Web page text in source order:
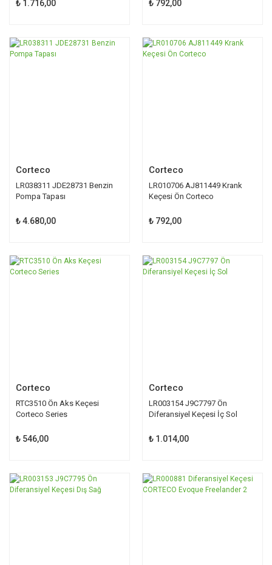
₺ 1.716,00 ₺ 792,00
Corteco
LR038311 JDE28731 Benzin
Pompa Tapası
₺ 4.680,00
Corteco
LR010706 AJ811449 Krank
Keçesi Ön Corteco
₺ 792,00
Corteco
RTC3510 Ön Aks Keçesi
Corteco Series
₺ 546,00
Corteco
LR003154 J9C7797 Ön
Diferansiyel Keçesi İç Sol
₺ 1.014,00